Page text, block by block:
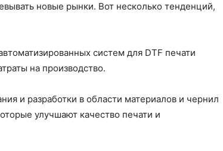
новые рынки. Вот несколько тенденций,
систем для DTF печати
на производство.
и разработки в области материалов и чернил
улучшают качество печати и